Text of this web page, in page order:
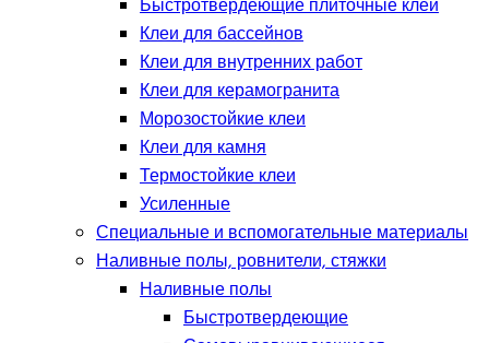
Быстротвердеющие плиточные клеи
Клеи для бассейнов
Клеи для внутренних работ
Клеи для керамогранита
Морозостойкие клеи
Клеи для камня
Термостойкие клеи
Усиленные
Специальные и вспомогательные материалы
Наливные полы, ровнители, стяжки
Наливные полы
Быстротвердеющие